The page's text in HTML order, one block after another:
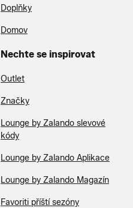
Doplňky
Domov
Nechte se inspirovat
Outlet
Značky
Lounge by Zalando slevové
kódy
Lounge by Zalando Aplikace
Lounge by Zalando Magazín
Favoriti příští sezóny